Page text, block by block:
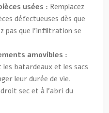
usées : Remplacez
défectueuses dès que
pas que l’infiltration se
amovibles :
batardeaux et les sacs
leur durée de vie.
sec et à l’abri du